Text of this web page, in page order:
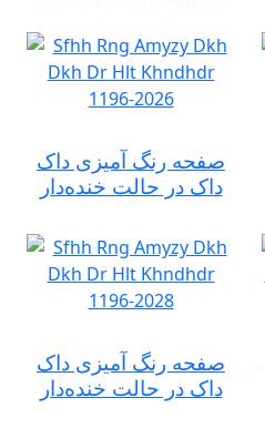
صفحه رنگ آمیزی داک
داک در حالت خنده‌دار
صفحه رنگ آمیزی داک
داک در حالت خنده‌دار